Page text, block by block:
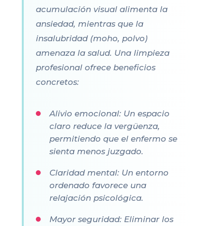
acumulación visual alimenta la
ansiedad, mientras que la
insalubridad (moho, polvo)
amenaza la salud. Una limpieza
profesional ofrece beneficios
concretos:
Alivio emocional: Un espacio
claro reduce la vergüenza,
permitiendo que el enfermo se
sienta menos juzgado.
Claridad mental: Un entorno
ordenado favorece una
relajación psicológica.
Mayor seguridad: Eliminar los